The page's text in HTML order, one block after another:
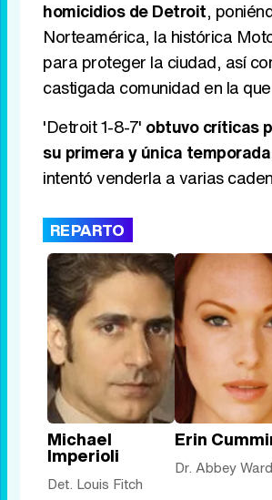
homicidios de Detroit,
Norteamérica, la histórica
para proteger la ciudad, así
castigada comunidad en la
'Detroit 1-8-7' obtuvo críticas
su primera y única temporada
intentó venderla a varias
REPARTO
Michael
Imperioli
Det. Louis Fitch
Erin
Dr. Abbey Ward